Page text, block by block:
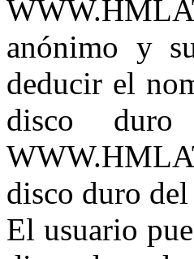
anónimo y
deducir el
disco
disco duro
El usuario